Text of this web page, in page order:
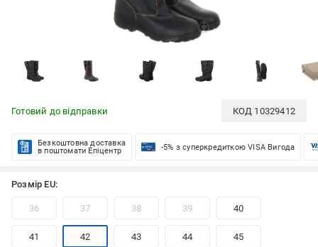
Готовий до відправки КОД 10329412
Безкоштовна доставка
в поштомати Епіцентр
-5% з суперкредиткою VISA Вигода
Розмір EU:
36 37 38 39 40
41 42 43 44 45